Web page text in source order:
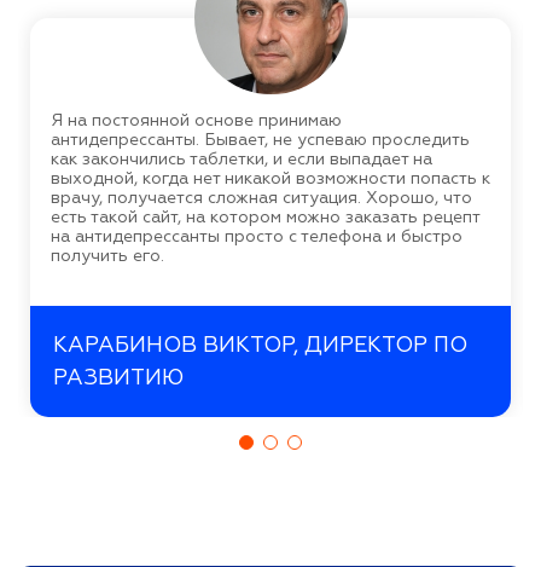
Я на постоянной основе принимаю
антидепрессанты. Бывает, не успеваю проследить
как закончились таблетки, и если выпадает на
выходной, когда нет никакой возможности попасть к
врачу, получается сложная ситуация. Хорошо, что
есть такой сайт, на котором можно заказать рецепт
на антидепрессанты просто с телефона и быстро
получить его.
КАРАБИНОВ ВИКТОР, ДИРЕКТОР ПО
РАЗВИТИЮ